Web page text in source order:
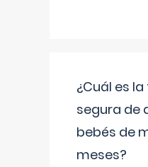
¿Cuál es
segura de
bebés de
meses?